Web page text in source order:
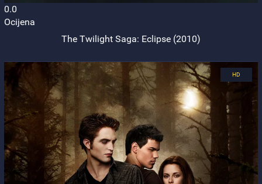
0.0
Ocijena
The Twilight Saga: Eclipse (2010)